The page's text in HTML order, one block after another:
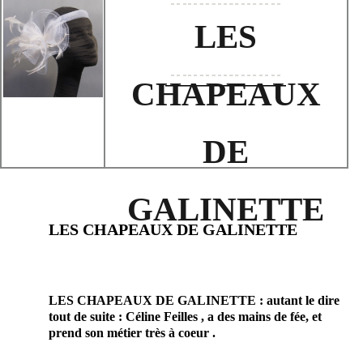
LES
CHAPEAUX
DE
GALINETTE
LES CHAPEAUX DE GALINETTE
LES CHAPEAUX DE GALINETTE : autant le dire
tout de suite : Céline Feilles , a des mains de fée, et
prend son métier très à coeur .